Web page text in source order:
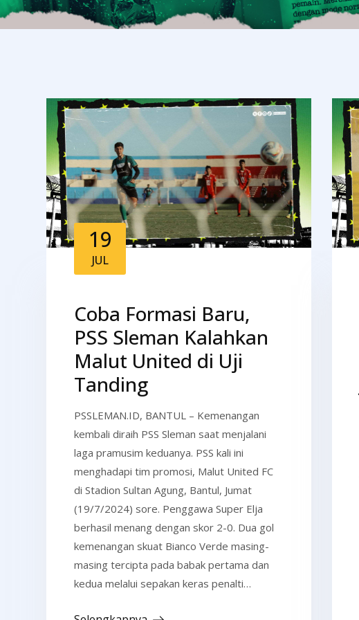
19
JUL
Coba Formasi Baru,
PSS Sleman Kalahkan
Malut United di Uji
Tanding
PSSLEMAN.ID, BANTUL – Kemenangan
kembali diraih PSS Sleman saat menjalani
laga pramusim keduanya. PSS kali ini
menghadapi tim promosi, Malut United FC
di Stadion Sultan Agung, Bantul, Jumat
(19/7/2024) sore. Penggawa Super Elja
berhasil menang dengan skor 2-0. Dua gol
kemenangan skuat Bianco Verde masing-
masing tercipta pada babak pertama dan
kedua melalui sepakan keras penalti…